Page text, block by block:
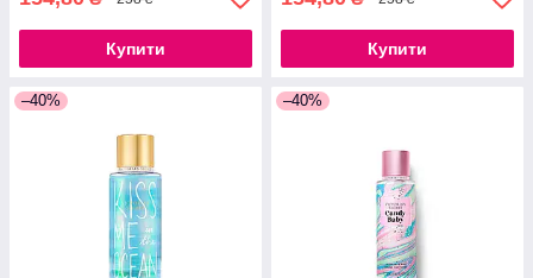
Купити Купити
–40% –40%